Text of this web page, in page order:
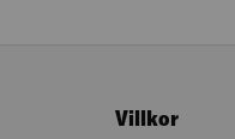
Villkor